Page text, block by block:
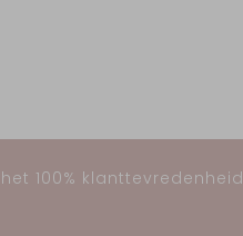
100% klanttevredenheid